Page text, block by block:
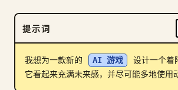
定价
下载
提示词
我想为一款新的 AI 游戏
设计一个着
它看起来充满未来感，并尽可能多地使用